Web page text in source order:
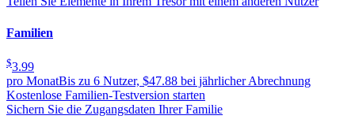
Familien
$3.99
pro MonatBis zu 6 Nutzer, $47.88 bei jährlicher Abrechnung
Kostenlose Familien-Testversion starten
Sichern Sie die Zugangsdaten Ihrer Familie